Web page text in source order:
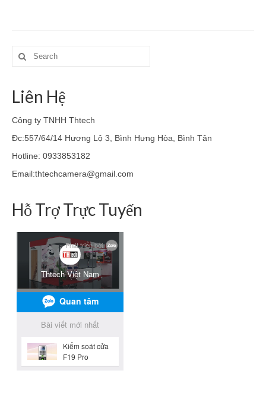
Search
for:
Liên Hệ
Công ty TNHH Thtech
Đc:557/64/14 Hương Lộ 3, Bình Hưng Hòa, Bình Tân
Hotline: 0933853182
Email:thtechcamera@gmail.com
Hỗ Trợ Trực Tuyến